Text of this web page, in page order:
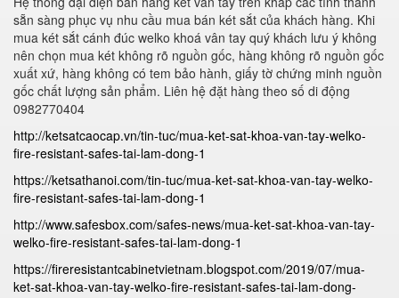
sẵn sàng phục vụ nhu cầu mua bán két sắt của khách hàng. Khi
mua két sắt cánh đúc welko khoá vân tay quý khách lưu ý không
nên chọn mua két không rõ nguồn gốc, hàng không rõ nguồn gốc
xuất xứ, hàng không có tem bảo hành, giấy tờ chứng minh nguồn
gốc chất lượng sản phẩm. Liên hệ đặt hàng theo số di động
0982770404
http://ketsatcaocap.vn/tin-tuc/mua-ket-sat-khoa-van-tay-welko-
fire-resistant-safes-tai-lam-dong-1
https://ketsathanoi.com/tin-tuc/mua-ket-sat-khoa-van-tay-welko-
fire-resistant-safes-tai-lam-dong-1
http://www.safesbox.com/safes-news/mua-ket-sat-khoa-van-tay-
welko-fire-resistant-safes-tai-lam-dong-1
https://fireresistantcabinetvietnam.blogspot.com/2019/07/mua-
ket-sat-khoa-van-tay-welko-fire-resistant-safes-tai-lam-dong-